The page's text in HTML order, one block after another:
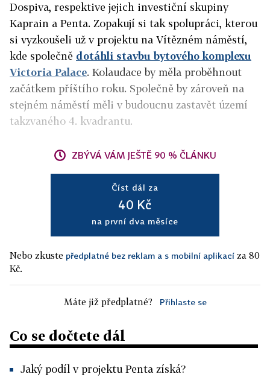
Dospiva, respektive jejich investiční skupiny
Kaprain a Penta. Zopakují si tak spolupráci, kterou
si vyzkoušeli už v projektu na Vítězném náměstí,
kde společně dotáhli stavbu bytového komplexu
Victoria Palace. Kolaudace by měla proběhnout
začátkem příštího roku. Společně by zároveň na
stejném náměstí měli v budoucnu zastavět území
takzvaného 4. kvadrantu.
ZBÝVÁ VÁM JEŠTĚ 90 % ČLÁNKU
Číst dál za
40 Kč
na první dva měsíce
Nebo zkuste předplatné bez reklam a s mobilní aplikací za 80
Kč.
Máte již předplatné? Přihlaste se
Co se dočtete dál
Jaký podíl v projektu Penta získá?